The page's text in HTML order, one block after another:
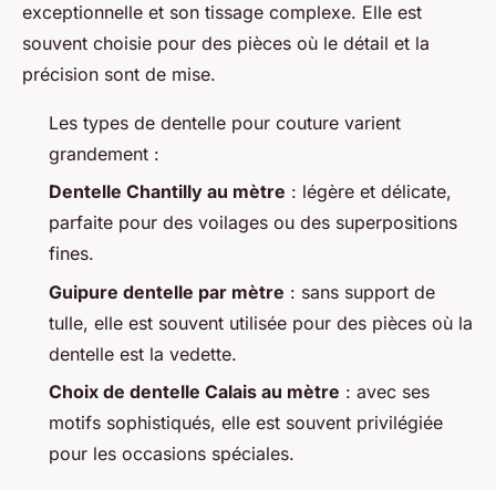
exceptionnelle et son tissage complexe. Elle est
souvent choisie pour des pièces où le détail et la
précision sont de mise.
Les types de dentelle pour couture varient
grandement :
Dentelle Chantilly au mètre : légère et délicate,
parfaite pour des voilages ou des superpositions
fines.
Guipure dentelle par mètre : sans support de
tulle, elle est souvent utilisée pour des pièces où la
dentelle est la vedette.
Choix de dentelle Calais au mètre : avec ses
motifs sophistiqués, elle est souvent privilégiée
pour les occasions spéciales.